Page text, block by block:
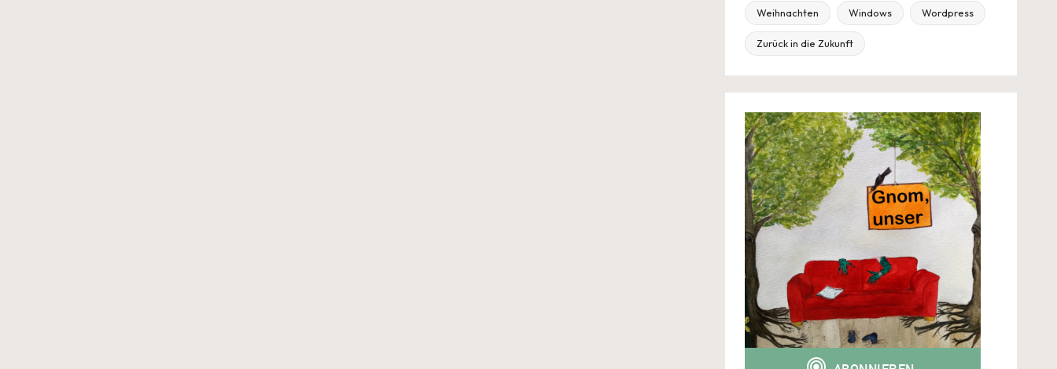
Weihnachten Windows Wordpress
Zurück in die Zukunft